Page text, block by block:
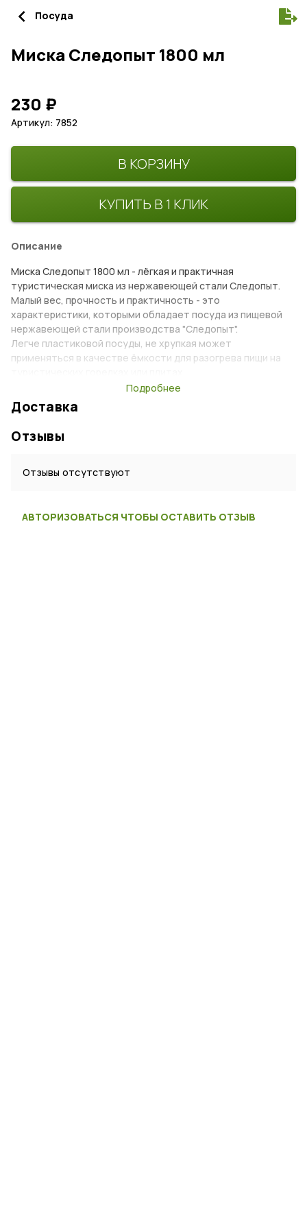
navigate_before Посуда
230 ₽
Миска Следопыт 1800 мл
Артикул: 7852
В КОРЗИНУ
КУПИТЬ В 1 КЛИК
Описание
Миска Следопыт 1800 мл - лёгкая и практичная
туристическая миска из нержавеющей стали Следопыт.
Малый вес, прочность и практичность - это
характеристики, которыми обладает посуда из пищевой
нержавеющей стали производства "Следопыт".
Легче пластиковой посуды, не хрупкая может
применяться в качестве ёмкости для разогрева пищи на
Миска даже после нескольких туристических сезонов
остаётся как новая.
Подробнее
Доставка
Отзывы
Отзывы отсутствуют
АВТОРИЗОВАТЬСЯ ЧТОБЫ ОСТАВИТЬ ОТЗЫВ